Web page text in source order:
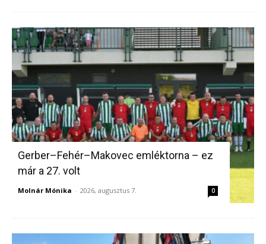
Gerber–Fehér–Makovec emléktorna – ez
már a 27. volt
Molnár Mónika - 2026, augusztus 7. 0